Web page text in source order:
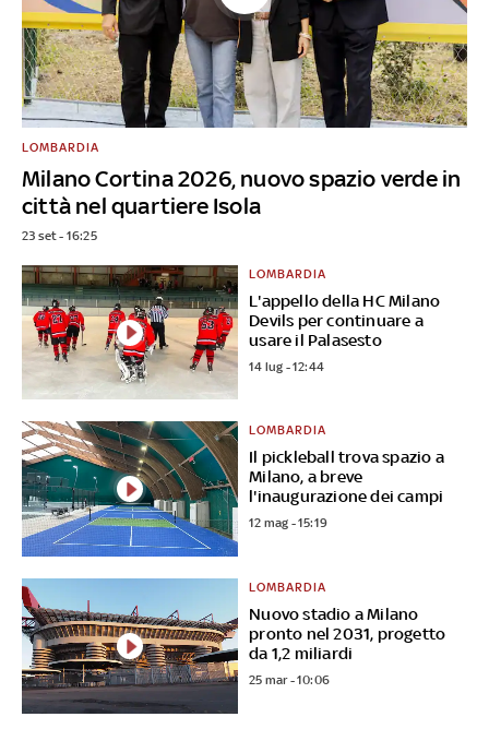
Milano Cortina 2026, nuovo spazio verde in
città nel quartiere Isola
LOMBARDIA
23 set - 16:25
L'appello della HC Milano
Devils per continuare a
usare il Palasesto
LOMBARDIA
14 lug - 12:44
Il pickleball trova spazio a
Milano, a breve
l'inaugurazione dei campi
LOMBARDIA
12 mag - 15:19
Nuovo stadio a Milano
pronto nel 2031, progetto
da 1,2 miliardi
LOMBARDIA
25 mar - 10:06